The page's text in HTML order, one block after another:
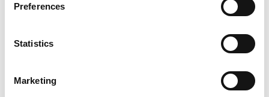
Preferences
Statistics
Marketing
Alle vragen en opmerkingen kunt u via onderstaand
formulier aan ons sturen. Wij streven ernaar uw bericht
binnen 1 werkdag te beantwoorden.